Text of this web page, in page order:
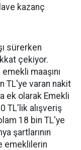
kazanç
sürerken
çekiyor.
maaşını
TL'ye varan nakit
ek olarak Emekli
TL'lik alışveriş
18 bin TL'ye
şartlarının
emeklilerin